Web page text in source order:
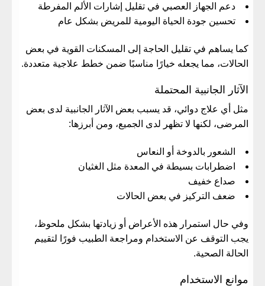
دعم الجهاز العصبي في تقليل إشارات الألم المفرطة
تحسين جودة الحياة اليومية للمريض بشكل عام
كما يساهم في تقليل الحاجة إلى المسكنات القوية في بعض
الحالات، مما يجعله خيارًا مناسبًا ضمن خطط علاجية متعددة.
الآثار الجانبية المحتملة
مثل أي علاج دوائي، قد يسبب بعض الآثار الجانبية لدى بعض
المرضى، لكنها لا تظهر لدى الجميع، ومن أبرزها:
الشعور بالدوخة أو النعاس
اضطرابات بسيطة في المعدة مثل الغثيان
صداع خفيف
ضعف التركيز في بعض الحالات
وفي حال استمرار هذه الأعراض أو زيادتها بشكل ملحوظ،
يجب التوقف عن الاستخدام ومراجعة الطبيب فورًا لتقييم
الحالة الصحية.
موانع الاستخدام